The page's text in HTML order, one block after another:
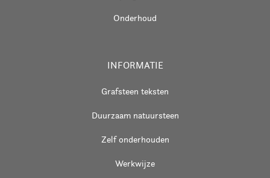
Onderhoud
INFORMATIE
Grafsteen teksten
Duurzaam natuursteen
Zelf onderhouden
Werkwijze